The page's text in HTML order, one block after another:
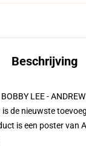
Beschrijving
LEE -
de nieuwste
is een poster van